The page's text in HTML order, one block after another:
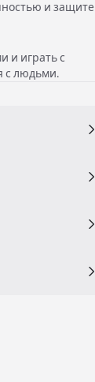
и защите
и играть с
с людьми.